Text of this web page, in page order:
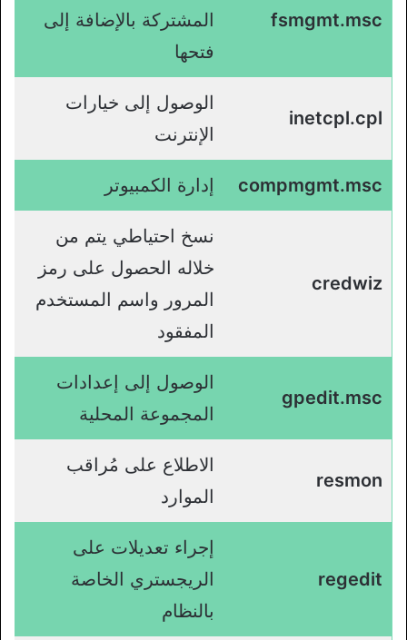
fsmgmt.msc
المشتركة بالإضافة إلى
فتحها
inetcpl.cpl
الوصول إلى خيارات
الإنترنت
compmgmt.msc إدارة الكمبيوتر
credwiz
نسخ احتياطي يتم من
خلاله الحصول على رمز
المرور واسم المستخدم
المفقود
gpedit.msc
الوصول إلى إعدادات
المجموعة المحلية
resmon
الاطلاع على مُراقب
الموارد
regedit
إجراء تعديلات على
الريجستري الخاصة
بالنظام